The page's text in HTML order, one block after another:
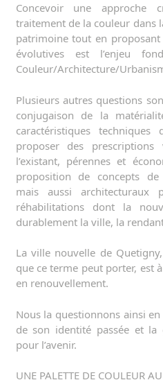
Concevoir une approche
traitement de la couleur dans
patrimoine tout en
évolutives est l’enjeu
Couleur/Architecture/
Plusieurs autres questions
conjugaison de la
caractéristiques techniques
proposer des prescriptions
l’existant, pérennes et
proposition de concepts
mais aussi architecturaux
réhabilitations dont la
durablement la ville, la
La ville nouvelle de
que ce terme peut porter, est
en renouvellement.
Nous la questionnons ainsi
de son identité passée et
pour l’avenir.
UNE PALETTE DE COULEUR